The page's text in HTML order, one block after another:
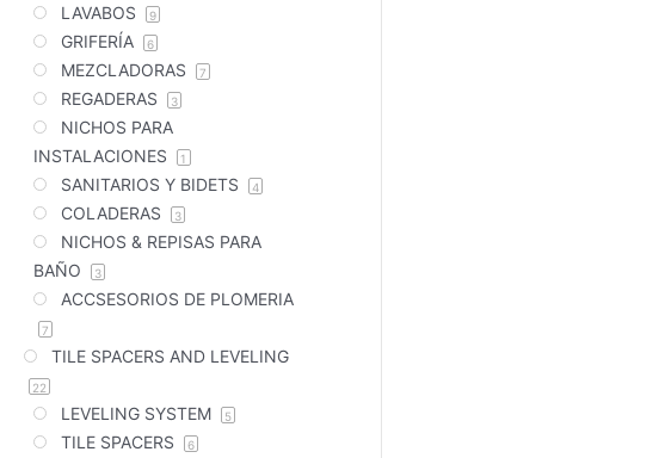
LAVABOS 9
GRIFERÍA 6
MEZCLADORAS 7
REGADERAS 3
NICHOS PARA
INSTALACIONES
1
SANITARIOS Y BIDETS 4
COLADERAS 3
NICHOS & REPISAS PARA
BAÑO
3
ACCSESORIOS DE PLOMERIA
7
TILE SPACERS AND LEVELING
22
LEVELING SYSTEM 5
TILE SPACERS 6